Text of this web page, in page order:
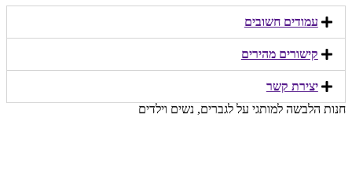
עמודים חשובים
קישורים מהירים​
יצירת קשר​
חנות הלבשה למותגי על לגברים, נשים וילדים